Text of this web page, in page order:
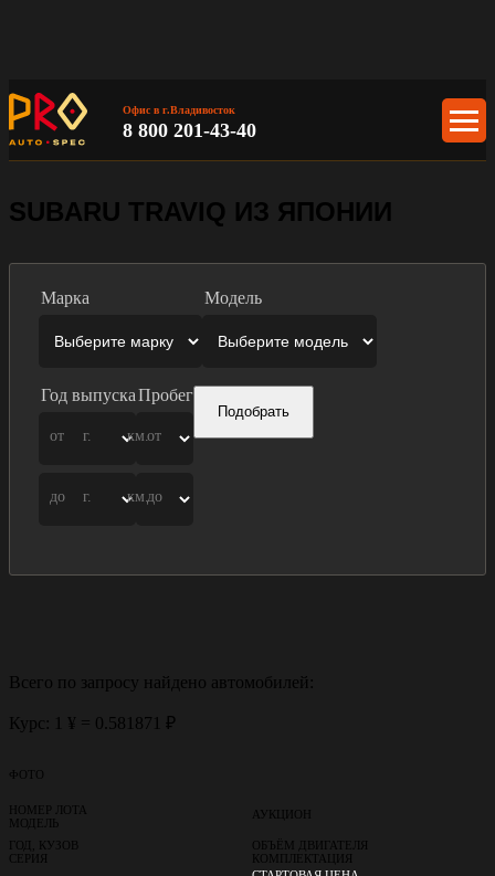
Офис в г.Владивосток
8 800 201-43-40
SUBARU TRAVIQ ИЗ ЯПОНИИ
Марка Модель
Год выпуска
от г.
до г.
Пробег
от
км.
до
км.
Подобрать
Всего по запросу найдено автомобилей:
Курс: 1 ¥ = 0.581871 ₽
ФОТО
НОМЕР ЛОТА
МОДЕЛЬ
АУКЦИОН
ГОД, КУЗОВ
СЕРИЯ
ОБЪЁМ ДВИГАТЕЛЯ
КОМПЛЕКТАЦИЯ